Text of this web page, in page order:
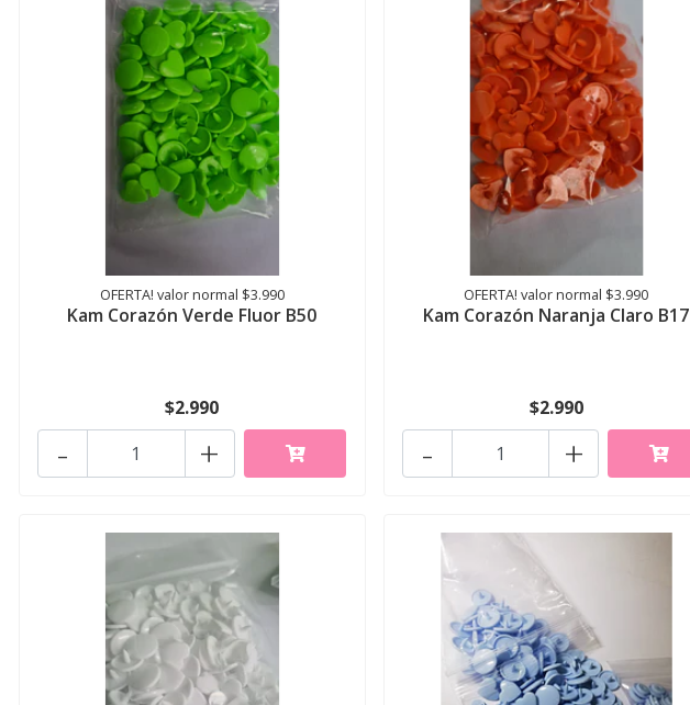
OFERTA! valor normal $3.990
Kam Corazón Verde Fluor B50
$2.990
+
-
OFERTA! valor normal $3.990
Kam Corazón Naranja Claro B17
$2.990
+
-